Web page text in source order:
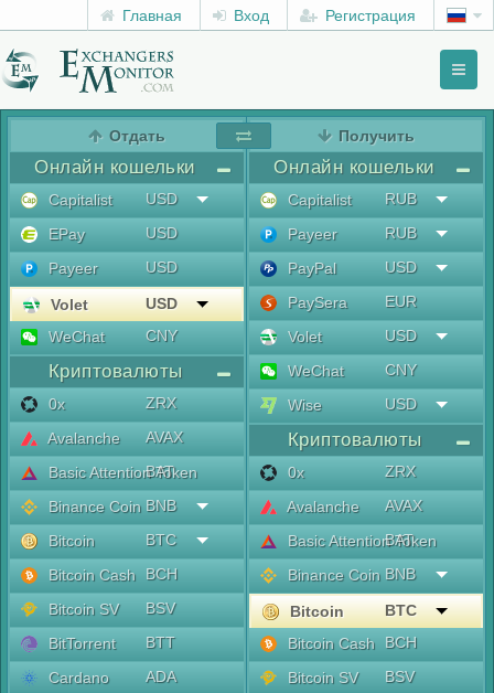
Главная Вход Регистрация
Отдать
Онлайн кошельки
Capitalist
USD
EPay
USD
Payeer
USD
Volet
USD
WeChat
CNY
Криптовалюты
0x
ZRX
Avalanche
AVAX
Basic Attention Token
BAT
Binance Coin BNB
Bitcoin
BTC
Bitcoin Cash
BCH
Bitcoin SV
BSV
BitTorrent
BTT
Cardano
ADA
Получить
Онлайн кошельки
Capitalist
RUB
Payeer
RUB
PayPal
USD
PaySera
EUR
Volet
USD
WeChat
CNY
Wise
USD
Криптовалюты
0x
ZRX
Avalanche
AVAX
Basic Attention Token
BAT
Binance Coin BNB
Bitcoin
BTC
Bitcoin Cash
BCH
Bitcoin SV
BSV